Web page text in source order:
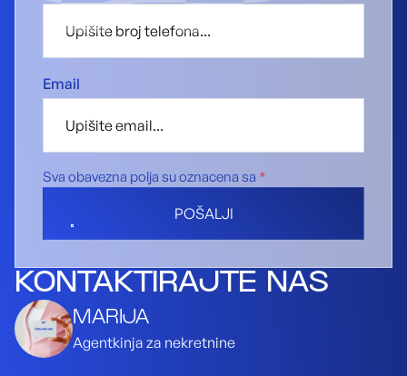
Email
Sva obavezna polja su oznacena sa *
POŠALJI
KONTAKTIRAJTE NAS
MARIJA
Agentkinja za nekretnine